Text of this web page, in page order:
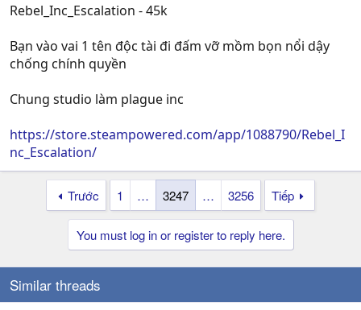
Rebel_Inc_Escalation - 45k
Bạn vào vai 1 tên độc tài đi đấm vỡ mồm bọn nổi dậy
chống chính quyền
Chung studio làm plague inc
https://store.steampowered.com/app/1088790/Rebel_I
nc_Escalation/
Trước 1 … 3247 … 3256 Tiếp
You must log in or register to reply here.
Similar threads